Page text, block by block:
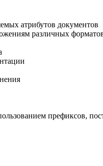
атрибутов документов
различных
префиксов,